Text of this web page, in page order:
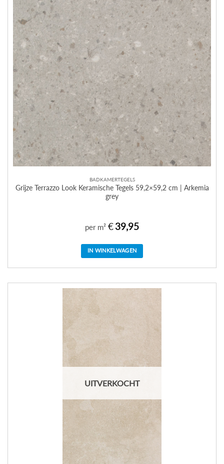
BADKAMERTEGELS
Grijze Terrazzo Look Keramische Tegels 59,2×59,2 cm | Arkemia
grey
per m² €39,95
IN WINKELWAGEN
UITVERKOCHT